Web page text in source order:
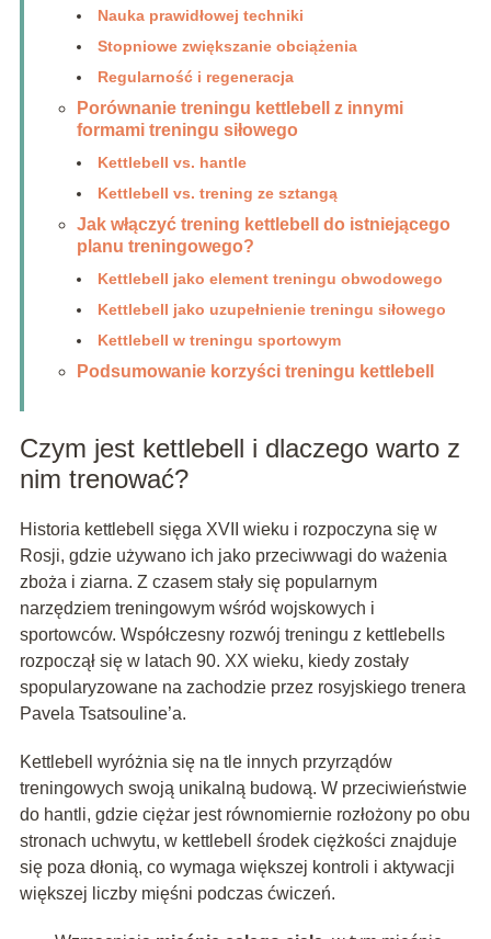
Nauka prawidłowej techniki
Stopniowe zwiększanie obciążenia
Regularność i regeneracja
Porównanie treningu kettlebell z innymi
formami treningu siłowego
Kettlebell vs. hantle
Kettlebell vs. trening ze sztangą
Jak włączyć trening kettlebell do istniejącego
planu treningowego?
Kettlebell jako element treningu obwodowego
Kettlebell jako uzupełnienie treningu siłowego
Kettlebell w treningu sportowym
Podsumowanie korzyści treningu kettlebell
Czym jest kettlebell i dlaczego warto z
nim trenować?
Historia kettlebell sięga XVII wieku i rozpoczyna się w
Rosji, gdzie używano ich jako przeciwwagi do ważenia
zboża i ziarna. Z czasem stały się popularnym
narzędziem treningowym wśród wojskowych i
sportowców. Współczesny rozwój treningu z kettlebells
rozpoczął się w latach 90. XX wieku, kiedy zostały
spopularyzowane na zachodzie przez rosyjskiego trenera
Pavela Tsatsouline’a.
Kettlebell wyróżnia się na tle innych przyrządów
treningowych swoją unikalną budową. W przeciwieństwie
do hantli, gdzie ciężar jest równomiernie rozłożony po obu
stronach uchwytu, w kettlebell środek ciężkości znajduje
się poza dłonią, co wymaga większej kontroli i aktywacji
większej liczby mięśni podczas ćwiczeń.